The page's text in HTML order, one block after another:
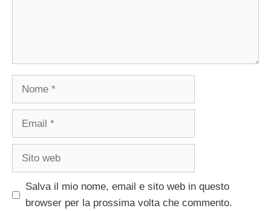
Nome
Email
Sito
Salva il mio nome, email e sito web in questo
browser per la prossima volta che commento.